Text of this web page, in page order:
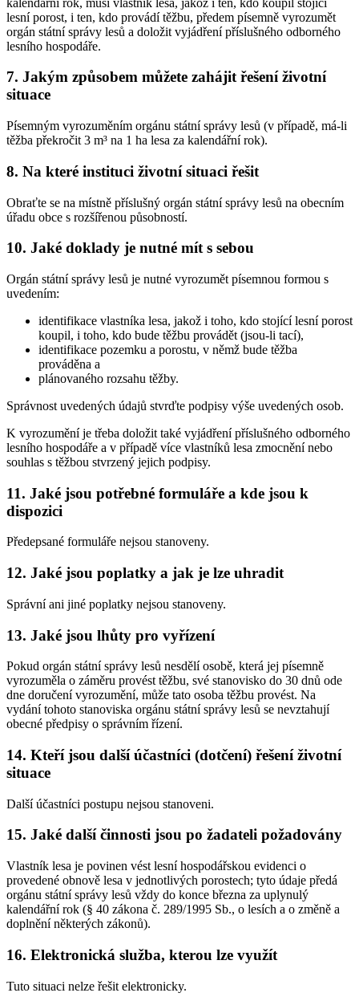
lesní porost, i ten, kdo provádí těžbu, předem písemně vyrozumět
orgán státní správy lesů a doložit vyjádření příslušného odborného
lesního hospodáře.
7. Jakým způsobem můžete zahájit řešení životní
situace
Písemným vyrozuměním orgánu státní správy lesů (v případě, má-li
těžba překročit 3 m³ na 1 ha lesa za kalendářní rok).
8. Na které instituci životní situaci řešit
Obraťte se na místně příslušný orgán státní správy lesů na obecním
úřadu obce s rozšířenou působností.
10. Jaké doklady je nutné mít s sebou
Orgán státní správy lesů je nutné vyrozumět písemnou formou s
uvedením:
identifikace vlastníka lesa, jakož i toho, kdo stojící lesní porost
koupil, i toho, kdo bude těžbu provádět (jsou-li tací),
identifikace pozemku a porostu, v němž bude těžba
prováděna a
plánovaného rozsahu těžby.
Správnost uvedených údajů stvrďte podpisy výše uvedených osob.
K vyrozumění je třeba doložit také vyjádření příslušného odborného
lesního hospodáře a v případě více vlastníků lesa zmocnění nebo
souhlas s těžbou stvrzený jejich podpisy.
11. Jaké jsou potřebné formuláře a kde jsou k
dispozici
Předepsané formuláře nejsou stanoveny.
12. Jaké jsou poplatky a jak je lze uhradit
Správní ani jiné poplatky nejsou stanoveny.
13. Jaké jsou lhůty pro vyřízení
Pokud orgán státní správy lesů nesdělí osobě, která jej písemně
vyrozuměla o záměru provést těžbu, své stanovisko do 30 dnů ode
dne doručení vyrozumění, může tato osoba těžbu provést. Na
vydání tohoto stanoviska orgánu státní správy lesů se nevztahují
obecné předpisy o správním řízení.
14. Kteří jsou další účastníci (dotčení) řešení životní
situace
Další účastníci postupu nejsou stanoveni.
15. Jaké další činnosti jsou po žadateli požadovány
Vlastník lesa je povinen vést lesní hospodářskou evidenci o
provedené obnově lesa v jednotlivých porostech; tyto údaje předá
orgánu státní správy lesů vždy do konce března za uplynulý
kalendářní rok (§ 40 zákona č. 289/1995 Sb., o lesích a o změně a
doplnění některých zákonů).
16. Elektronická služba, kterou lze využít
Tuto situaci nelze řešit elektronicky.